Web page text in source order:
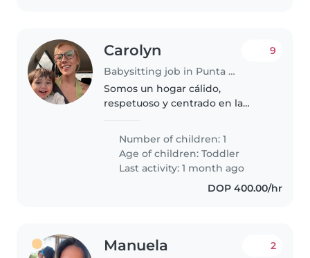
Carolyn
Babysitting job in Punta Cana
9
Somos un hogar cálido,
respetuoso y centrado en la
cariñosa y experimentada que
nos apoye en la crianza de
nuestro hijo pequeño en un
entorno tranquilo..
Number of children: 1
Age of children:Toddler
Last activity: 1 month ago
DOP 400.00/hr
Manuela
2